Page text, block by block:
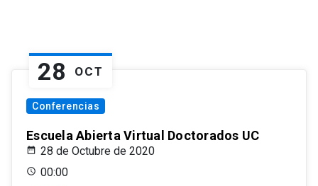
28 OCT
Conferencias
Escuela Abierta Virtual Doctorados UC
28 de Octubre de 2020
00:00